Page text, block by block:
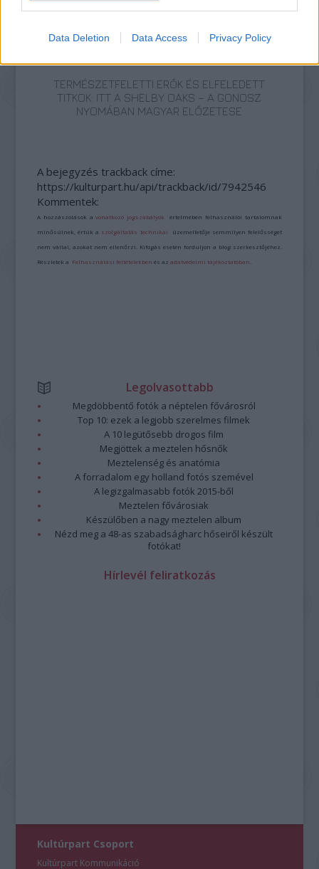
Data Deletion Data Access Privacy Policy
TERMÉSZETFELETTI ERŐK ÉS ELFELEDETT
TITKOK: ITT A SHELBY OAKS – A GONOSZ
NYOMÁBAN MAGYAR ELŐZETESE
A bejegyzés trackback címe:
https://kulturpart.hu/api/trackback/id/7942546
Kommentek:
A hozzászólások avonatkozó jogszabályok értelmében felhasználói tartalomnak
minősülnek, értük a szolgáltatás technikai üzemeltetője semmilyen felelősséget
nem vállal, azokat nem ellenőrzi. Kifogás esetén forduljon a blog szerkesztőjéhez.
Részletek a Felhasználási feltételekben és azadatvédelmi tájékoztatóban
Legolvasottabb
Megdöbbentő fotók a néptelen fővárosról
Top 10: ezek a legjobb szerelmes filmek
A 10 legütősebb drogos film
Megjöttek a meztelen hősnők
Meztelenség és anatómia
A forradalom egy holland fotós szemével
A legizgalmasabb fotók 2015-ből
Meztelen fővárosiak
Készülőben a nagy meztelen album
Nézd meg a 48-as szabadságharc hőseiről készült
fotókat!
Hírlevél feliratkozás
Kultúrpart Csoport
Kultúrpart Kommunikáció